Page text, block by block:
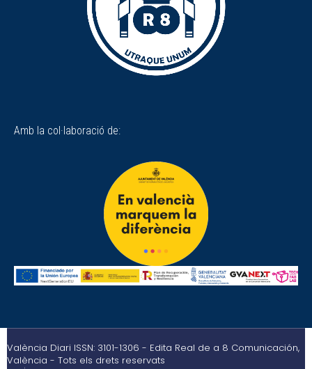
Amb la col·laboració de:
València Diari ISSN: 3101-1306 - Edita Real de a 8 Comunicación,
València - Tots els drets reservats